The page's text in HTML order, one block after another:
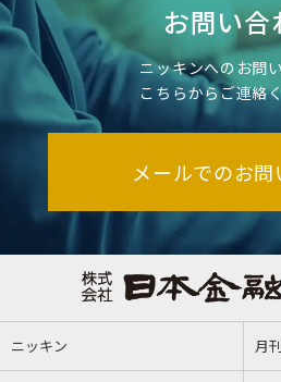
お問い合
ニッキンへのお問
こちらからご連絡
メールでのお問
ニッキン 月